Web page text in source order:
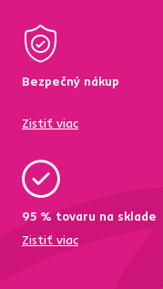
Bezpečný nákup
Zistiť viac
95 % tovaru na sklade
Zistiť viac